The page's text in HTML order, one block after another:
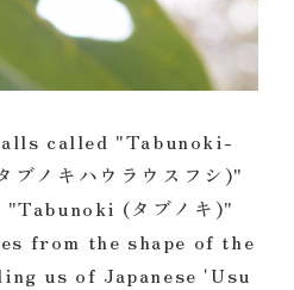
called "Tabunoki-
ノキハウラウスフシ)"
(タブノキ)"
from the shape of the
us of Japanese 'Usu